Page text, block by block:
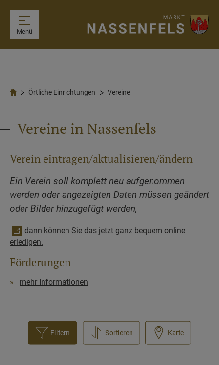
Menü
Örtliche Einrichtungen Vereine
Vereine in Nassenfels
Verein eintragen/aktualisieren/ändern
Ein Verein soll komplett neu aufgenommen
werden oder angezeigten Daten müssen geändert
oder Bilder hinzugefügt werden,
dann können Sie das jetzt ganz bequem online
erledigen.
Förderungen
mehr Informationen
Filtern Sortieren Karte